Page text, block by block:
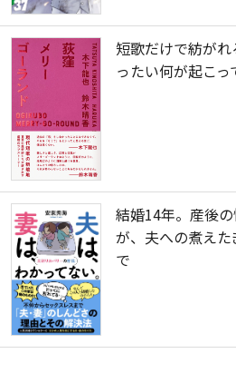
短歌だけで紡が
ったい何が起こっ
結婚14年。産後
が、夫への煮え
で